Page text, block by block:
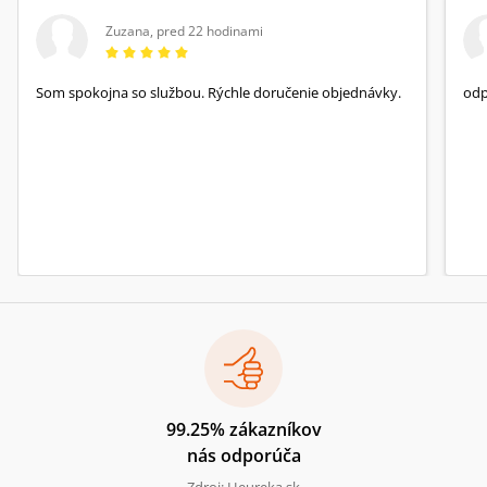
Zuzana, pred 22 hodinami
Som spokojna so službou. Rýchle doručenie objednávky.
99.25% zákazníkov
nás odporúča